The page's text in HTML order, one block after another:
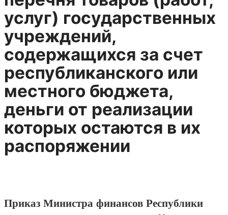
услуг) государственных
учреждений,
содержащихся за счет
республиканского или
местного бюджета,
деньги от реализации
которых остаются в их
распоряжении
Приказ Министра финансов Республики